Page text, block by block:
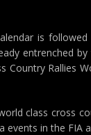
is
entrenched
Country Rallies
class cross
in the FIA